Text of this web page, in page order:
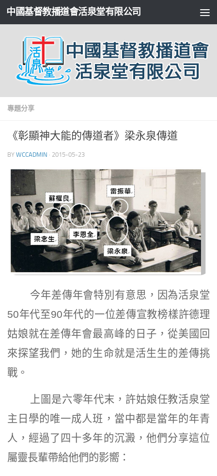
中國基督教播道會活泉堂有限公司
專題分享
《彰顯神大能的傳道者》梁永泉傳道
BY WCCADMIN · 2015-05-23
今年差傳年會特別有意思，因為活泉堂
50年代至90年代的一位差傳宣教榜樣許德理
姑娘就在差傳年會最高峰的日子，從美國回
來探望我們，她的生命就是活生生的差傳挑
戰。
上圖是六零年代末，許姑娘任教活泉堂
主日學的唯一成人班，當中都是當年的年青
人，經過了四十多年的沉澱，他們分享這位
屬靈長輩帶給他們的影嚮：